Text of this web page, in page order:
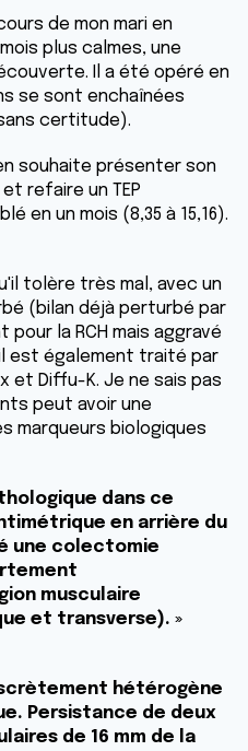
de mon mari en
plus calmes, une
Il a été opéré en
se sont enchaînées
certitude).
souhaite présenter son
refaire un TEP
en un mois (8,35 à 15,16).
tolère très mal, avec un
(bilan déjà perturbé par
la RCH mais aggravé
il est également traité par
et Diffu-K. Je ne sais pas
peut avoir une
marqueurs biologiques
dans ce
en arrière du
une colectomie
musculaire
et transverse). »
hétérogène
Persistance de deux
de 16 mm de la